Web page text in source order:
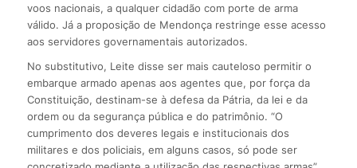
voos nacionais, a qualquer cidadão com porte de arma
válido. Já a proposição de Mendonça restringe esse acesso
aos servidores governamentais autorizados.
No substitutivo, Leite disse ser mais cauteloso permitir o
embarque armado apenas aos agentes que, por força da
Constituição, destinam-se à defesa da Pátria, da lei e da
ordem ou da segurança pública e do patrimônio. “O
cumprimento dos deveres legais e institucionais dos
militares e dos policiais, em alguns casos, só pode ser